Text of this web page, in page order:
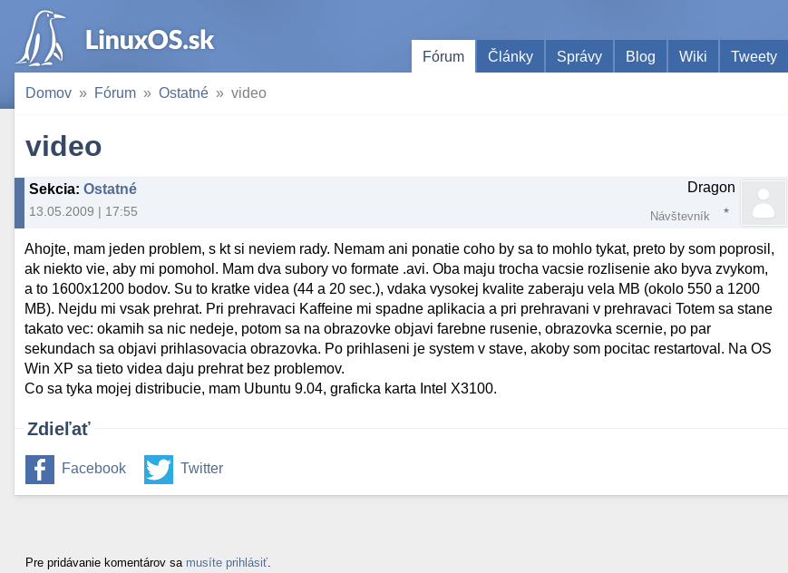
Fórum
Články Správy Blog Wiki Tweety
Domov Fórum Ostatné video
video
Sekcia: Ostatné
13.05.2009 | 17:55
Dragon
Návštevník
Ahojte, mam jeden problem, s kt si neviem rady. Nemam ani ponatie coho by sa to mohlo tykat, preto by som poprosil,
ak niekto vie, aby mi pomohol. Mam dva subory vo formate .avi. Oba maju trocha vacsie rozlisenie ako byva zvykom,
a to 1600x1200 bodov. Su to kratke videa (44 a 20 sec.), vdaka vysokej kvalite zaberaju vela MB (okolo 550 a 1200
MB). Nejdu mi vsak prehrat. Pri prehravaci Kaffeine mi spadne aplikacia a pri prehravani v prehravaci Totem sa stane
takato vec: okamih sa nic nedeje, potom sa na obrazovke objavi farebne rusenie, obrazovka scernie, po par
sekundach sa objavi prihlasovacia obrazovka. Po prihlaseni je system v stave, akoby som pocitac restartoval. Na OS
Win XP sa tieto videa daju prehrat bez problemov.
Co sa tyka mojej distribucie, mam Ubuntu 9.04, graficka karta Intel X3100.
Zdieľať
Facebook Twitter
Pre pridávanie komentárov sa musíte prihlásiť